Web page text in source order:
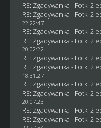
RE: Zgadywanka - Fotki 2
RE: Zgadywanka - Fotki 2
22:22:47
RE: Zgadywanka - Fotki 2
RE: Zgadywanka - Fotki 2
20:02:22
RE: Zgadywanka - Fotki 2
RE: Zgadywanka - Fotki 2
18:31:27
RE: Zgadywanka - Fotki 2
RE: Zgadywanka - Fotki 2
20:07:23
RE: Zgadywanka - Fotki 2
RE: Zgadywanka - Fotki 2